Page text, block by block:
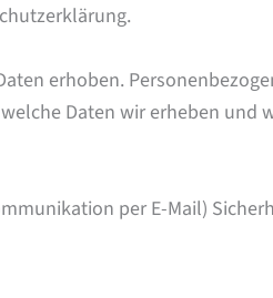
erhoben.
Daten wir erheben und
per E-Mail)